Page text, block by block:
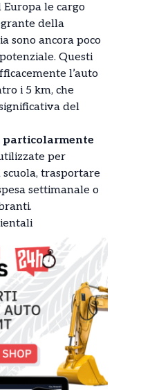
le cargo
della
sono ancora poco
Questi
l’auto
i 5 km, che
del
particolarmente
per
trasportare
settimanale o